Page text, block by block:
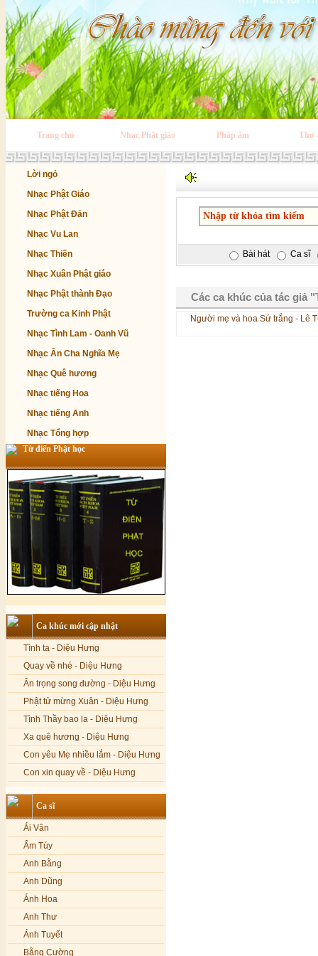
Trang chủ Nhạc Phật giáo Pháp âm Thơ
Lời ngỏ
Nhạc Phật Giáo
Nhạc Phật Đản
Nhạc Vu Lan
Nhạc Thiền
Nhạc Xuân Phật giáo
Nhạc Phật thành Đạo
Trường ca Kinh Phật
Nhạc Tình Lam - Oanh Vũ
Nhạc Ân Cha Nghĩa Mẹ
Nhạc Quê hương
Nhạc tiếng Hoa
Nhạc tiếng Anh
Nhạc Tổng hợp
Từ điển Phật học
Ca khúc mới cập nhật
Tình ta - Diệu Hưng
Quay về nhé - Diệu Hưng
Ân trọng song đường - Diệu Hưng
Phật tử mừng Xuân - Diệu Hưng
Tình Thầy bao la - Diệu Hưng
Xa quê hương - Diệu Hưng
Con yêu Mẹ nhiều lắm - Diệu Hưng
Con xin quay về - Diệu Hưng
Nếu xa Phật - Diệu Hưng
Tình Lam - Kim Khánh & Hoàng
Vĩnh
Xin cho con niềm tin - Kim Linh
Quán Âm Mẹ hiền - Kim Linh
Nhạc niệm Nam Mô A Di Đà Phật -
Kim Linh
Mẹ Từ Bi - Kim Linh
12 Lời nguyện của Bồ tát Quán Thế
Âm - Kim Linh
Ca sĩ
Ái Vân
Ẩm Túy
Anh Bằng
Anh Dũng
Ánh Hoa
Anh Thư
Ánh Tuyết
Bằng Cường
Bài hát Ca sĩ
Các ca khúc của tác giả
Người mẹ và hoa Sứ trắng - Lê